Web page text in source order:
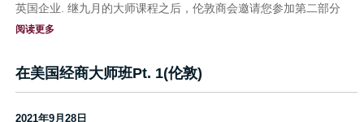
英国企业. 继九月的大师课程之后，伦敦商会邀请您参加第二部分
阅读更多
在美国经商大师班Pt. 1(伦敦)
2021年9月28日